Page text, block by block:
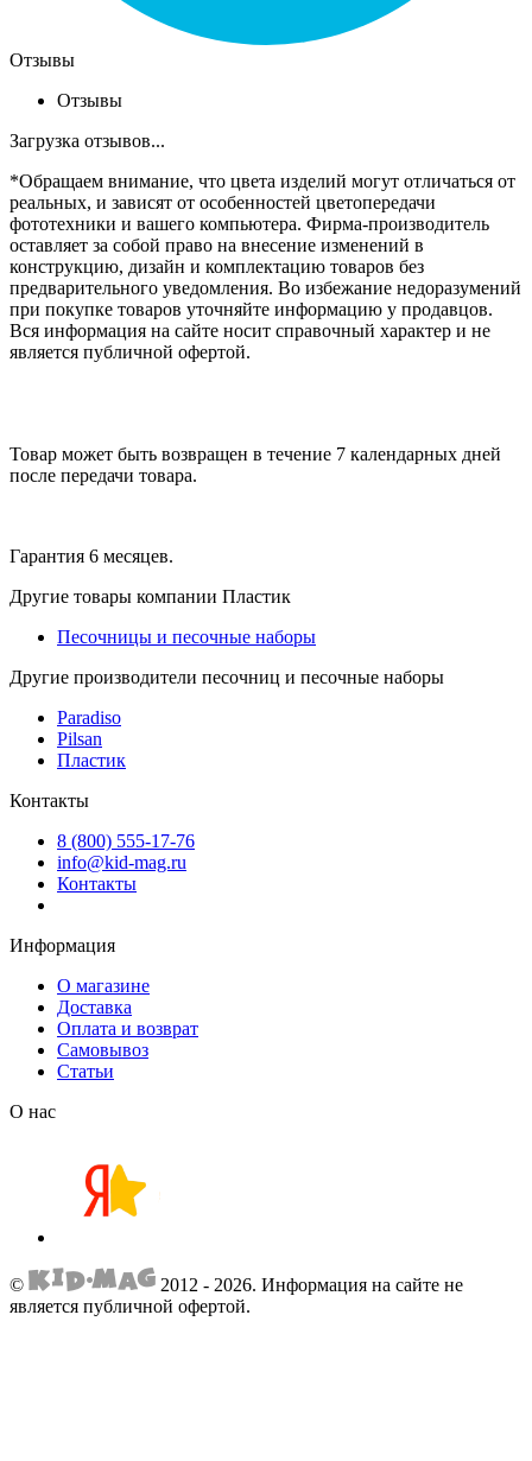
Отзывы
Отзывы
Загрузка отзывов...
*Обращаем внимание, что цвета изделий могут отличаться от
реальных, и зависят от особенностей цветопередачи
фототехники и вашего компьютера. Фирма-производитель
оставляет за собой право на внесение изменений в
конструкцию, дизайн и комплектацию товаров без
предварительного уведомления. Во избежание недоразумений
при покупке товаров уточняйте информацию у продавцов.
Вся информация на сайте носит справочный характер и не
является публичной офертой.
Товар может быть возвращен в течение 7 календарных дней
после передачи товара.
Гарантия 6 месяцев.
Другие товары компании Пластик
Песочницы и песочные наборы
Другие производители песочниц и песочные наборы
Paradiso
Pilsan
Пластик
Контакты
8 (800) 555-17-76
info@kid-mag.ru
Контакты
Информация
О магазине
Доставка
Оплата и возврат
Самовывоз
Статьи
О нас
© 2012 - 2026. Информация на сайте не
является публичной офертой.